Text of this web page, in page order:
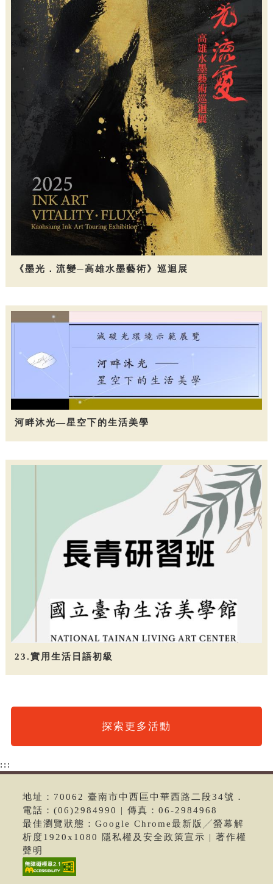
《墨光．流變─高雄水墨藝術》巡迴展
河畔沐光—星空下的生活美學
23.實用生活日語初級
探索更多活動
:::
地址：70062 臺南市中西區中華西路二段34號．
電話：(06)2984990 | 傳真：06-2984968
最佳瀏覽狀態：Google Chrome最新版╱螢幕解
析度1920x1080 隱私權及安全政策宣示 | 著作權
聲明